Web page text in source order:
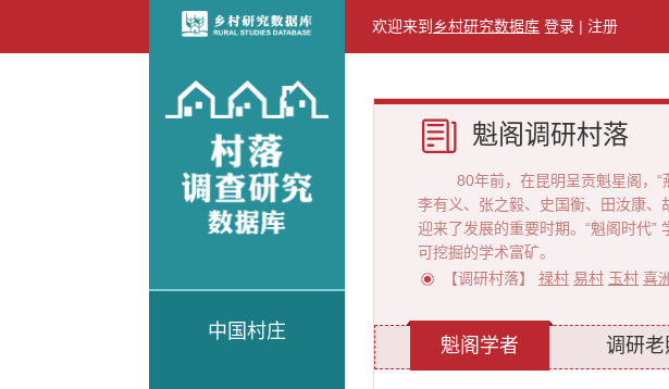
欢迎来到 乡村研究数据库 登录 | 注册
中国村庄
魁阁调研村落
80年前，在昆明呈贡魁星阁，“燕
李有义、张之毅、史国衡、田汝康、
迎来了发展的重要时期。“魁阁时代
可挖掘的学术富矿。
【调研村落】 禄村 易村 玉村 喜
魁阁学者 调研老